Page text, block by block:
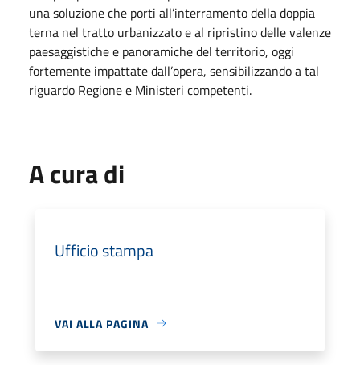
una soluzione che porti all’interramento della doppia
terna nel tratto urbanizzato e al ripristino delle valenze
paesaggistiche e panoramiche del territorio, oggi
fortemente impattate dall’opera, sensibilizzando a tal
riguardo Regione e Ministeri competenti.
A cura di
Ufficio stampa
VAI ALLA PAGINA